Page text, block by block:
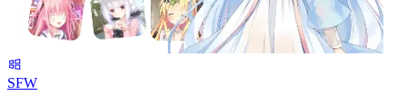
SFW